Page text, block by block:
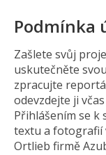
Podmínka
Zašlete svůj
uskutečněte
zpracujte
odevzdejte ji
Přihlášením se k
textu a fotografií
Ortlieb firmě